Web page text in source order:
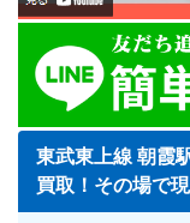
東武東上線 朝霞
買取！その場で